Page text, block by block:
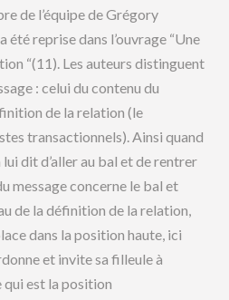
de l’équipe de Grégory
été reprise dans l’ouvrage “Une
“(11). Les auteurs distinguent
: celui du contenu du
de la relation (le
transactionnels). Ainsi quand
dit d’aller au bal et de rentrer
message concerne le bal et
de la définition de la relation,
dans la position haute, ici
et invite sa filleule à
est la position